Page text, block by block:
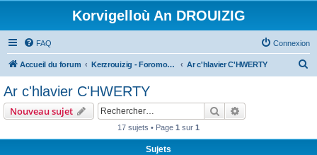
Korvigelloù An DROUIZIG
FAQ Connexion
Accueil du forum Kerzrouizig - Foromoù An Drouizig Ar c'hlavier C'HWERTY
Ar c'hlavier C'HWERTY
Nouveau sujet Rechercher
17 sujets • Page 1 sur 1
Sujets